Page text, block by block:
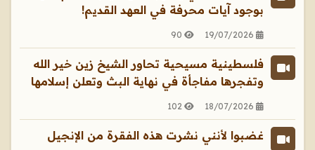
بوجود آيات محرفة في العهد القديم!
19/07/2026
90
فلسطينية مسيحية تحاور الشيخ زين خير الله
وتفجرها مفاجأة في نهاية البث وتعلن إسلامها
18/07/2026
102
غضبوا لأنني نشرت هذه الفقرة من الإنجيل